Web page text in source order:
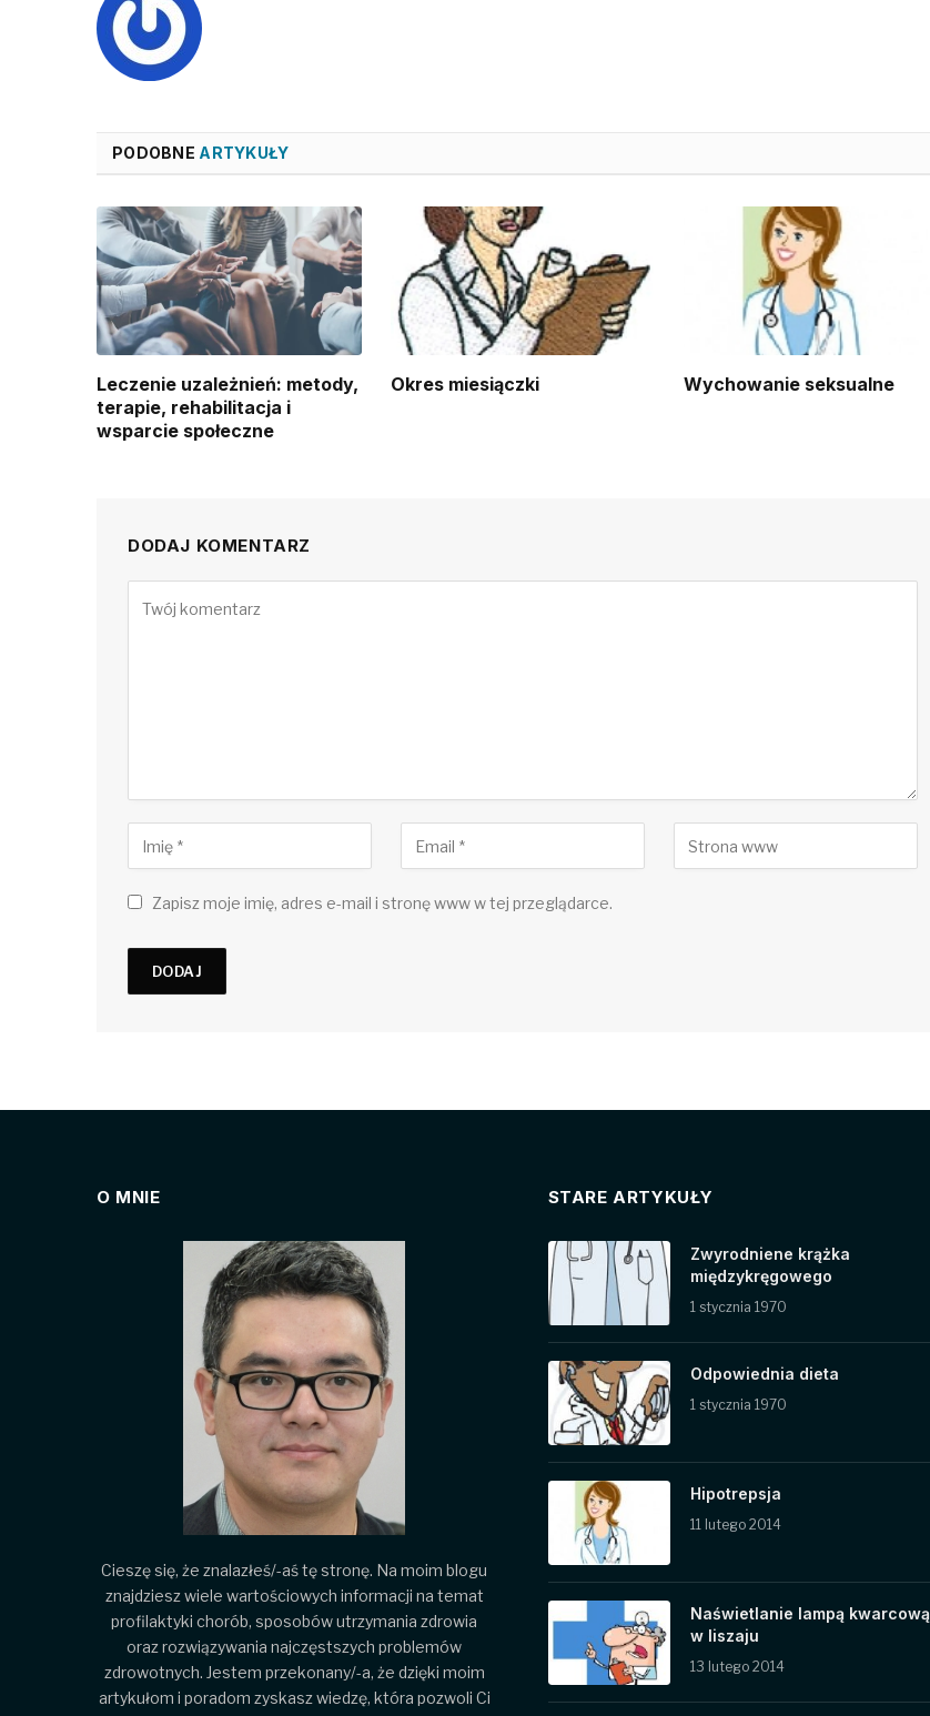
PODOBNE ARTYKUŁY
Leczenie uzależnień: metody,
terapie, rehabilitacja i
wsparcie społeczne
Okres miesiączki Wychowanie seksualne
DODAJ KOMENTARZ
Zapisz moje imię, adres e-mail i stronę www w tej przeglądarce.
O MNIE
Cieszę się, że znalazłeś/-aś tę stronę. Na moim blogu
znajdziesz wiele wartościowych informacji na temat
profilaktyki chorób, sposobów utrzymania zdrowia
oraz rozwiązywania najczęstszych problemów
zdrowotnych. Jestem przekonany/-a, że dzięki moim
artykułom i poradom zyskasz wiedzę, która pozwoli Ci
STARE ARTYKUŁY
Zwyrodniene krążka
międzykręgowego
1 stycznia 1970
Odpowiednia dieta
1 stycznia 1970
Hipotrepsja
11 lutego 2014
Naświetlanie lampą kwarcową
w liszaju
13 lutego 2014